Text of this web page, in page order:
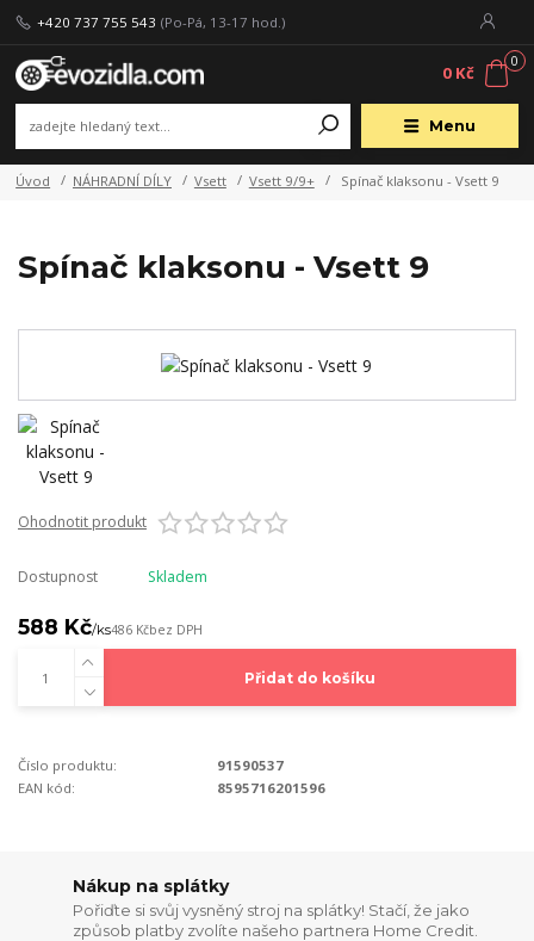
Menu
+420 737 755 543 (Po-Pá, 13-17 hod.)
0
0 Kč
Úvod NÁHRADNÍ DÍLY Vsett Vsett 9/9+ Spínač klaksonu - Vsett 9
Spínač klaksonu - Vsett 9
Ohodnotit produkt
Dostupnost Skladem
588 Kč/ks486 Kčbez DPH
Přidat do košíku
Číslo produktu:
91590537
EAN kód:
8595716201596
Nákup na splátky
Pořiďte si svůj vysněný stroj na splátky! Stačí, že jako
způsob platby zvolíte našeho partnera Home Credit.